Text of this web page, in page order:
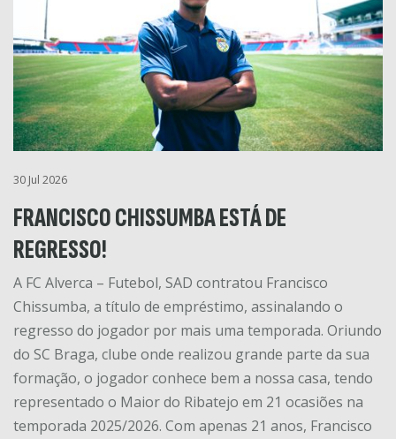
30 Jul 2026
FRANCISCO CHISSUMBA ESTÁ DE
REGRESSO!
A FC Alverca – Futebol, SAD contratou Francisco
Chissumba, a título de empréstimo, assinalando o
regresso do jogador por mais uma temporada. Oriundo
do SC Braga, clube onde realizou grande parte da sua
formação, o jogador conhece bem a nossa casa, tendo
representado o Maior do Ribatejo em 21 ocasiões na
temporada 2025/2026. Com apenas 21 anos, Francisco